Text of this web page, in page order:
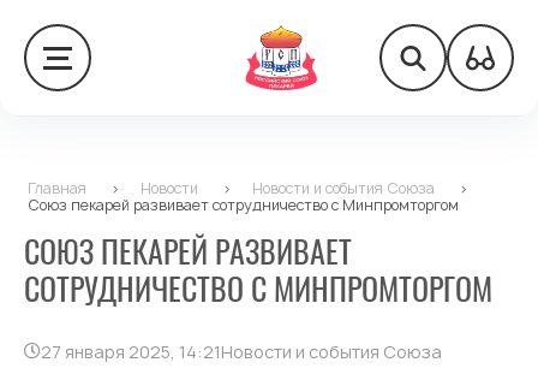
Главная > Новости > Новости и события Союза
>
Союз пекарей развивает сотрудничество с Минпромторгом
СОЮЗ ПЕКАРЕЙ РАЗВИВАЕТ
СОТРУДНИЧЕСТВО С МИНПРОМТОРГОМ
27 января 2025, 14:21Новости и события Союза